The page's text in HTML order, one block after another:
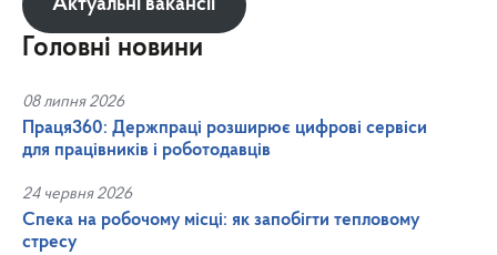
Актуальні вакансії
Головні новини
08 липня 2026
Праця360: Держпраці розширює цифрові сервіси
для працівників і роботодавців
24 червня 2026
Спека на робочому місці: як запобігти тепловому
стресу